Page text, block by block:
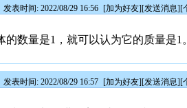
发表时间: 2022/08/29 16:56 [加为好友][发送消息][
的数量是1，就可以认为它的质量是
发表时间: 2022/08/29 16:57 [加为好友][发送消息][